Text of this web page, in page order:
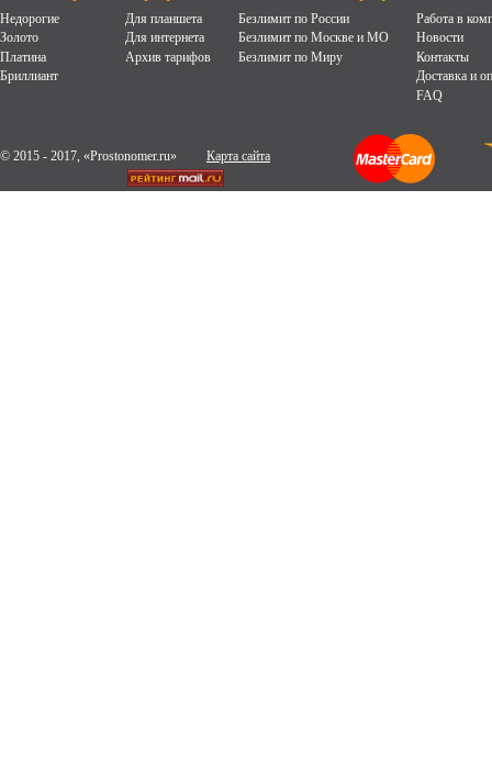
Недорогие
Золото
Платина
Бриллиант
Для планшета
Для интернета
Архив тарифов
Безлимит по России
Безлимит по Москве и МО
Безлимит по Миру
Работа в
Новости
Контакты
Доставка и
FAQ
© 2015 - 2017, «Prostonomer.ru» Карта сайта